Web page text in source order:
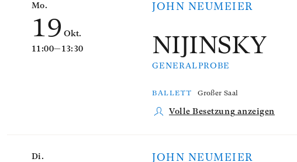
Mo.
19 Okt.
11:00—13:30
JOHN NEUMEIER
NIJINSKY
GENERALPROBE
BALLETT Großer Saal
Volle Besetzung anzeigen
Di. JOHN NEUMEIER